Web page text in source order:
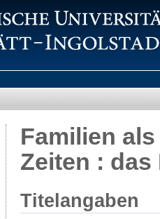
Familien
Zeiten : das
Titelangaben